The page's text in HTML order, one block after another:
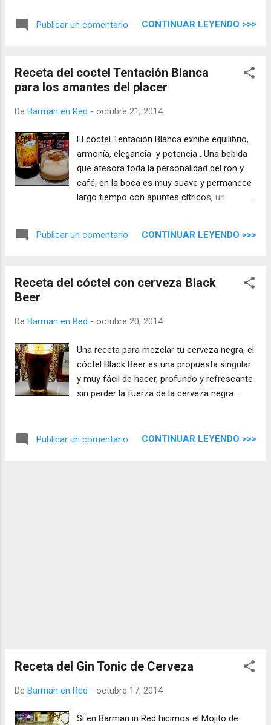
que nunca te fallará ...
Publicar un comentario CONTINUAR LEYENDO >>>
Receta del coctel Tentación Blanca
para los amantes del placer
De Barman en Red - octubre 21, 2014
El coctel Tentación Blanca exhibe equilibrio,
armonía, elegancia y potencia . Una bebida
que atesora toda la personalidad del ron y
café, en la boca es muy suave y permanece
largo tiempo con apuntes cítricos, un
Publicar un comentario CONTINUAR LEYENDO >>>
Receta del cóctel con cerveza Black
Beer
De Barman en Red - octubre 20, 2014
Una receta para mezclar tu cerveza negra, el
cóctel Black Beer es una propuesta singular
y muy fácil de hacer, profundo y refrescante
sin perder la fuerza de la cerveza negra ...
Publicar un comentario CONTINUAR LEYENDO >>>
Receta del Gin Tonic de Cerveza
De Barman en Red - octubre 17, 2014
Si en Barman in Red hicimos el Mojito de